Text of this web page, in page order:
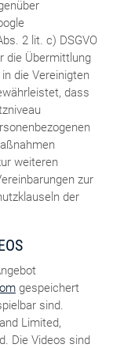
2 lit. c) DSGVO
die Übermittlung
die Vereinigten
dass
weiteren
zur
der
gespeichert
sind.
Limited,
Die Videos sind